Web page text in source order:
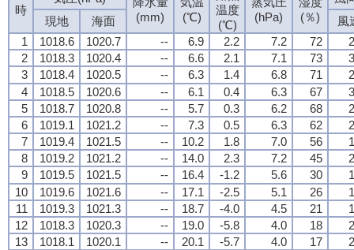
時
(mm)
(℃)
温度
(℃)
(hPa)
(％)
現地
海面
風
1
1018.6 1020.7 -- 6.9 2.2 7.2 72
2
1018.3 1020.4 -- 6.6 2.1 7.1 73
3
1018.4 1020.5 -- 6.3 1.4 6.8 71
4
1018.5 1020.6 -- 6.1 0.4 6.3 67
5
1018.7 1020.8 -- 5.7 0.3 6.2 68
6
1019.1 1021.2 -- 7.3 0.5 6.3 62
7
1019.4 1021.5 -- 10.2 1.8 7.0 56
8
1019.2 1021.2 -- 14.0 2.3 7.2 45
9
1019.5 1021.5 -- 16.4 -1.2 5.6 30
10
1019.6 1021.6 -- 17.1 -2.5 5.1 26
11
1019.3 1021.3 -- 18.7 -4.0 4.5 21
12
1018.3 1020.3 -- 19.0 -5.8 4.0 18
13
1018.1 1020.1 -- 20.1 -5.7 4.0 17
時
(mm)
(℃)
温度
(℃)
(hPa)
(％)
現地
海面
風
1
1018.6 1020.7 -- 6.9 2.2 7.2 72
2
1018.3 1020.4 -- 6.6 2.1 7.1 73
3
1018.4 1020.5 -- 6.3 1.4 6.8 71
4
1018.5 1020.6 -- 6.1 0.4 6.3 67
5
1018.7 1020.8 -- 5.7 0.3 6.2 68
6
1019.1 1021.2 -- 7.3 0.5 6.3 62
7
1019.4 1021.5 -- 10.2 1.8 7.0 56
8
1019.2 1021.2 -- 14.0 2.3 7.2 45
9
1019.5 1021.5 -- 16.4 -1.2 5.6 30
10
1019.6 1021.6 -- 17.1 -2.5 5.1 26
11
1019.3 1021.3 -- 18.7 -4.0 4.5 21
12
1018.3 1020.3 -- 19.0 -5.8 4.0 18
13
1018.1 1020.1 -- 20.1 -5.7 4.0 17
時
(mm)
(℃)
温度
(℃)
(hPa)
(％)
現地
海面
風
1
1018.6 1020.7 -- 6.9 2.2 7.2 72
2
1018.3 1020.4 -- 6.6 2.1 7.1 73
3
1018.4 1020.5 -- 6.3 1.4 6.8 71
4
1018.5 1020.6 -- 6.1 0.4 6.3 67
5
1018.7 1020.8 -- 5.7 0.3 6.2 68
6
1019.1 1021.2 -- 7.3 0.5 6.3 62
7
1019.4 1021.5 -- 10.2 1.8 7.0 56
8
1019.2 1021.2 -- 14.0 2.3 7.2 45
9
1019.5 1021.5 -- 16.4 -1.2 5.6 30
10
1019.6 1021.6 -- 17.1 -2.5 5.1 26
11
1019.3 1021.3 -- 18.7 -4.0 4.5 21
12
1018.3 1020.3 -- 19.0 -5.8 4.0 18
13
1018.1 1020.1 -- 20.1 -5.7 4.0 17
時
(mm)
(℃)
温度
(℃)
(hPa)
(％)
現地
海面
風
1
1018.6 1020.7 -- 6.9 2.2 7.2 72
2
1018.3 1020.4 -- 6.6 2.1 7.1 73
3
1018.4 1020.5 -- 6.3 1.4 6.8 71
4
1018.5 1020.6 -- 6.1 0.4 6.3 67
5
1018.7 1020.8 -- 5.7 0.3 6.2 68
6
1019.1 1021.2 -- 7.3 0.5 6.3 62
7
1019.4 1021.5 -- 10.2 1.8 7.0 56
8
1019.2 1021.2 -- 14.0 2.3 7.2 45
9
1019.5 1021.5 -- 16.4 -1.2 5.6 30
10
1019.6 1021.6 -- 17.1 -2.5 5.1 26
11
1019.3 1021.3 -- 18.7 -4.0 4.5 21
12
1018.3 1020.3 -- 19.0 -5.8 4.0 18
13
1018.1 1020.1 -- 20.1 -5.7 4.0 17